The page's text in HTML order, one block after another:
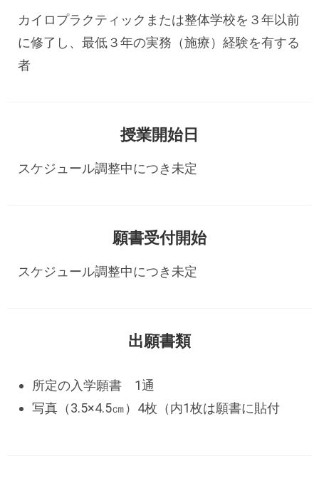
カイロプラクティックまたは整体学校を３年以前
に修了し、最低３年の実務（施療）経験を有する
者
授業開始日
スケジュール調整中につき未定
願書受付開始
スケジュール調整中につき未定
出願書類
所定の入学願書 1通
写真（3.5×4.5㎝）4枚（内1枚は願書に貼付